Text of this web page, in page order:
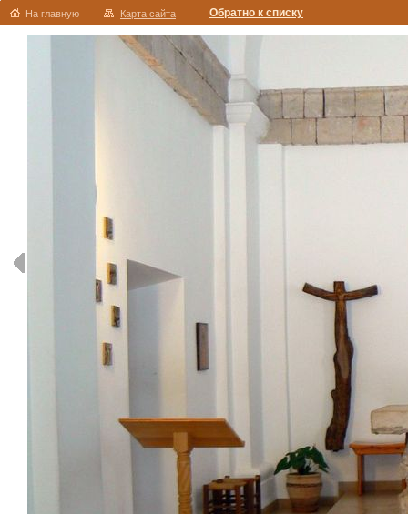
На главную Карта сайта Обратно к списку